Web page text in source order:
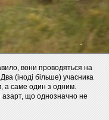
вони проводяться на
(іноді більше) учасника
а саме один з одним.
азарт, що однозначно не